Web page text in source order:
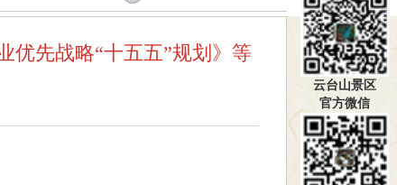
优先战略“十五五”规划》等
云台山景区
官方微信